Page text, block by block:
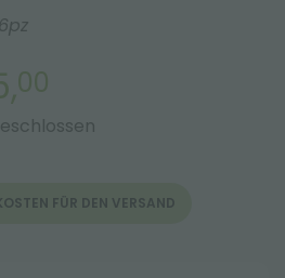
00
FÜR DEN VERSAND